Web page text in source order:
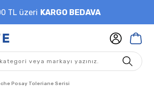
TL üzeri KARGO BEDAVA
Posay Toleriane Serisi